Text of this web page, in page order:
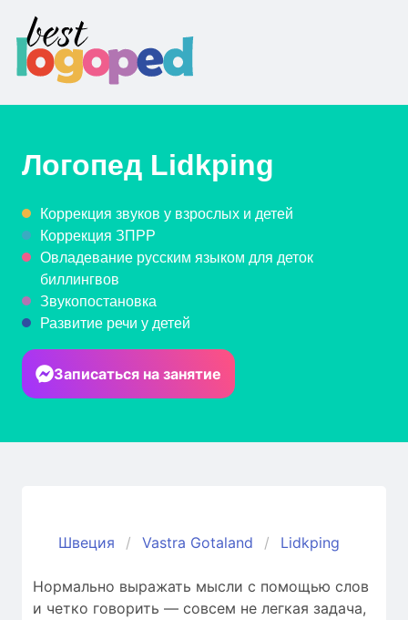
Логопед Lidkping
Коррекция звуков у взрослых и детей
Коррекция ЗПРР
Овладевание русским языком для деток
биллингвов
Звукопостановка
Развитие речи у детей
Записаться на занятие
Швеция Vastra Gotaland Lidkping
Нормально выражать мысли с помощью слов
и четко говорить — совсем не легкая задача,